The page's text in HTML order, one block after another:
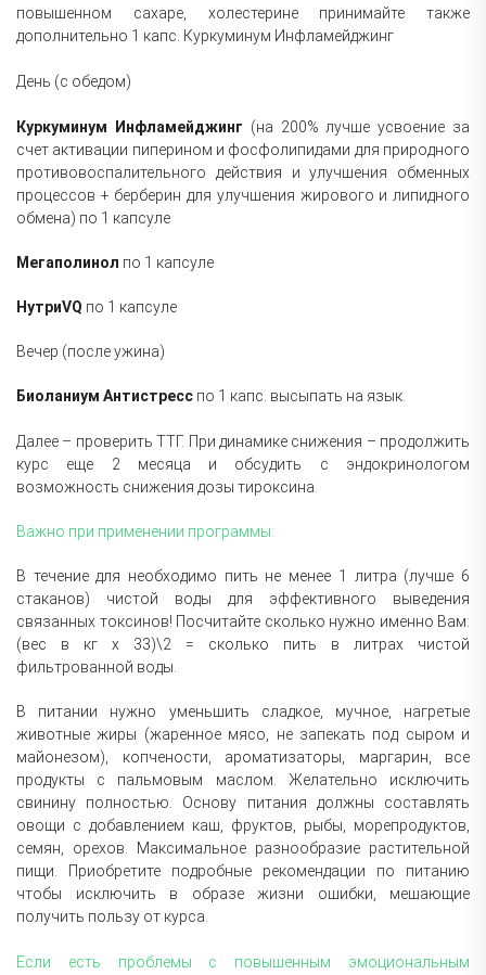
повышенном сахаре, холестерине принимайте также
дополнительно 1 капс. Куркуминум Инфламейджинг
День (с обедом)
Куркуминум Инфламейджинг (на 200% лучше усвоение за
счет активации пиперином и фосфолипидами для природного
противовоспалительного действия и улучшения обменных
процессов + берберин для улучшения жирового и липидного
обмена) по 1 капсуле
Мегаполинол по 1 капсуле
НутриVQ по 1 капсуле
Вечер (после ужина)
Биоланиум Антистресс по 1 капс. высыпать на язык.
Далее – проверить ТТГ. При динамике снижения – продолжить
курс еще 2 месяца и обсудить с эндокринологом
возможность снижения дозы тироксина.
Важно при применении программы:
В течение для необходимо пить не менее 1 литра (лучше 6
стаканов) чистой воды для эффективного выведения
связанных токсинов! Посчитайте сколько нужно именно Вам:
(вес в кг х 33)\2 = сколько пить в литрах чистой
фильтрованной воды.
В питании нужно уменьшить сладкое, мучное, нагретые
животные жиры (жаренное мясо, не запекать под сыром и
майонезом), копчености, ароматизаторы, маргарин, все
продукты с пальмовым маслом. Желательно исключить
свинину полностью. Основу питания должны составлять
овощи с добавлением каш, фруктов, рыбы, морепродуктов,
семян, орехов. Максимальное разнообразие растительной
пищи. Приобретите подробные рекомендации по питанию
чтобы исключить в образе жизни ошибки, мешающие
получить пользу от курса.
Если есть проблемы с повышенным эмоциональным